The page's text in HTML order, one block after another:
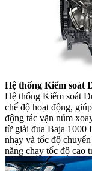
Hệ thống Kiểm soát
Hệ thống Kiểm soát
chế độ hoạt động,
động tác vặn núm
từ giải đua Baja 1000
nhạy và tốc độ
năng chạy tốc độ cao